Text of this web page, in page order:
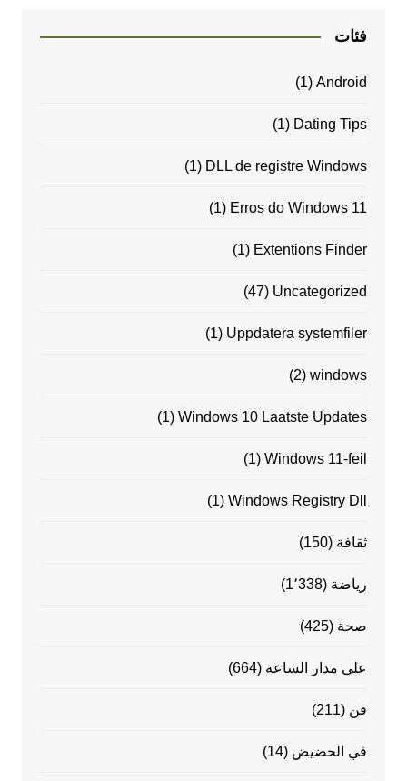
فئات
Android
(1)
Dating Tips
(1)
DLL de registre Windows
(1)
Erros do Windows 11
(1)
Extentions Finder
(1)
Uncategorized
(47)
Uppdatera systemfiler
(1)
windows
(2)
Windows 10 Laatste Updates
(1)
Windows 11-feil
(1)
Windows Registry Dll
(1)
ثقافة (150)
رياضة (1٬338)
صحة (425)
على مدار الساعة (664)
فن (211)
في الحضيض (14)